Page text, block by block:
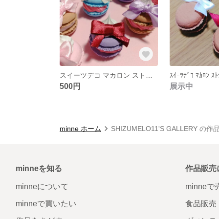
500円
ｽｲｰﾂﾃﾞｺ ﾏｶﾛﾝ ｽ
展示中
minne ホーム SHIZUMELO11'S GALLERY の作
minneを知る
minneについて
minneで買いたい
作品販売
minneで
食品販売